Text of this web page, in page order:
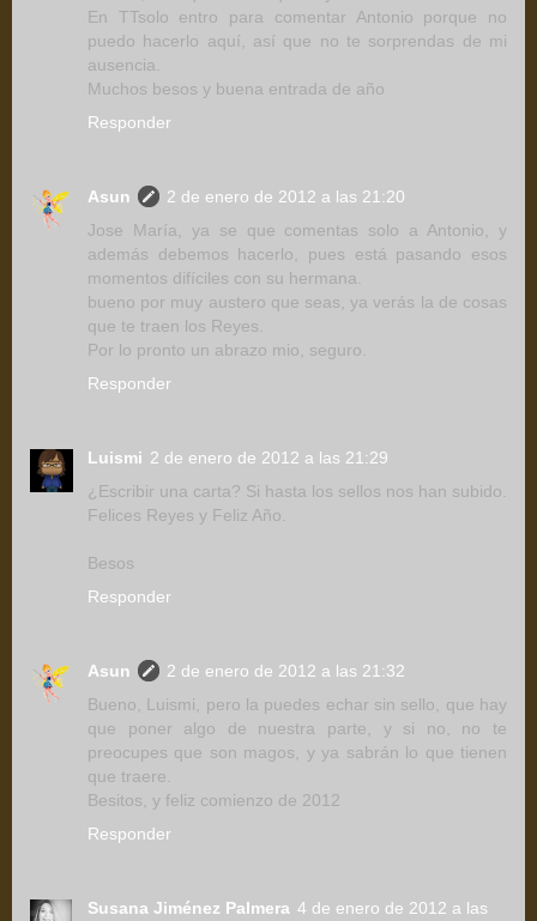
En TTsolo entro para comentar Antonio porque no
puedo hacerlo aquí, así que no te sorprendas de mi
ausencia.
Muchos besos y buena entrada de año
Responder
Asun
2 de enero de 2012 a las 21:20
Jose María, ya se que comentas solo a Antonio, y
además debemos hacerlo, pues está pasando esos
momentos difíciles con su hermana.
bueno por muy austero que seas, ya verás la de cosas
que te traen los Reyes.
Por lo pronto un abrazo mio, seguro.
Responder
Luismi 2 de enero de 2012 a las 21:29
¿Escribir una carta? Si hasta los sellos nos han subido.
Felices Reyes y Feliz Año.
Besos
Responder
Asun
2 de enero de 2012 a las 21:32
Bueno, Luismi, pero la puedes echar sin sello, que hay
que poner algo de nuestra parte, y si no, no te
preocupes que son magos, y ya sabrán lo que tienen
que traere.
Besitos, y feliz comienzo de 2012
Responder
Susana Jiménez Palmera 4 de enero de 2012 a las